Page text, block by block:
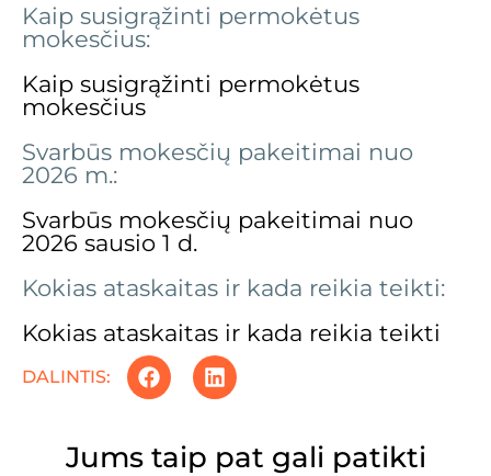
Kaip susigrąžinti permokėtus
mokesčius:
Kaip susigrąžinti permokėtus
mokesčius
Svarbūs mokesčių pakeitimai nuo
2026 m.:
Svarbūs mokesčių pakeitimai nuo
2026 sausio 1 d.
Kokias ataskaitas ir kada reikia teikti:
Kokias ataskaitas ir kada reikia teikti
DALINTIS:
Jums taip pat gali patikti